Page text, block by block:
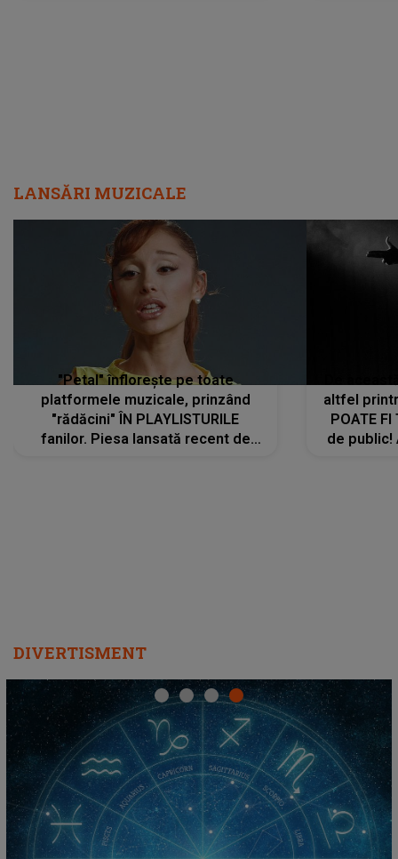
LANSĂRI MUZICALE
"Petal" înflorește pe toate
platformele muzicale, prinzând
"rădăcini" ÎN PLAYLISTURILE
fanilor. Piesa lansată recent de
altfel
POATE FI
de public!
DIVERTISMENT